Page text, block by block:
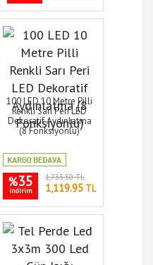
100 LED 10 Metre Pilli
Renkli Sarı Peri LED
Dekoratif Aydınlatma
(8 Fonksiyonlu)
%35
indirim
1,733.30 TL
1,119.95 TL